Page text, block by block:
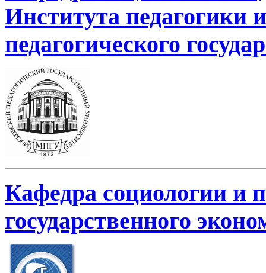
Института педагогики
педагогического
Кафедра социологии и
государственного